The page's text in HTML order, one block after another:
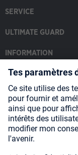
SERVICE
ULTIMATE GUARD
INFORMATION
SOCIAL MEDIA
Payment Methods